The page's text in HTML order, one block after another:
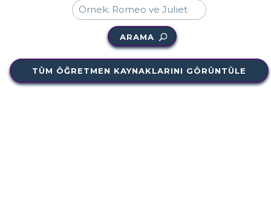
ARAMA
TÜM ÖĞRETMEN KAYNAKLARINI GÖRÜNTÜLE